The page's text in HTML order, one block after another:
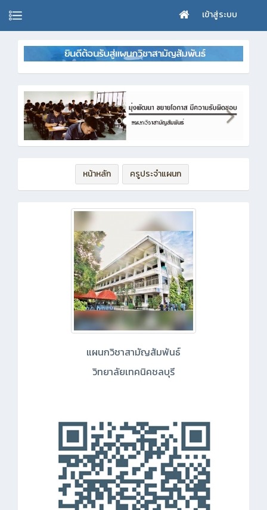
เข้าสู่ระบบ
หน้าหลัก ครูประจำแผนก
แผนกวิชาสามัญสัมพันธ์
วิทยาลัยเทคนิคชลบุรี